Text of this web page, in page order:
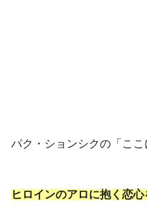
パク・ションシクの「ここ
ヒロインのアロに抱く恋